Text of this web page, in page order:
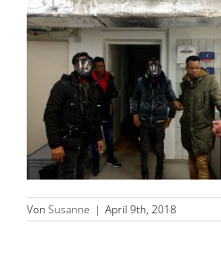
Von Susanne | April 9th, 2018